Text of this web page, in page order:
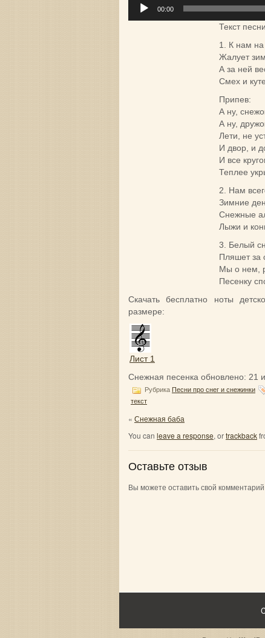
00:00
Текст
1. К нам на
Жалует
А за ней
Смех и
Припев:
А ну,
А ну,
Лети, не
И двор, и
И все
Теплее
2. Нам
Зимние
Снежные
Лыжи и
3. Белый
Пляшет за
Мы о нем,
Песенку
Скачать бесплатно ноты
размере:
Лист 1
Снежная песенка обновлено: 21
Рубрика Песни про снег и снежинки
текст
« Снежная баба
You can leave a response, ortrackback
Оставьте отзыв
Вы можете оставить свой комментарий